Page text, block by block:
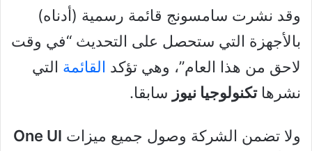
وقد نشرت سامسونج قائمة رسمية (أدناه)
بالأجهزة التي ستحصل على التحديث “في وقت
لاحق من هذا العام”، وهي تؤكد القائمة التي
نشرهاتكنولوجيا نيوز سابقا.
ولا تضمن الشركة وصول جميع ميزات One UI